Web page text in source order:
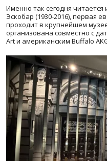
Именно так сегодня
Эскобар (1930-2016), первая
проходит в крупнейшем
организована совместно с
Art и американским Buffalo